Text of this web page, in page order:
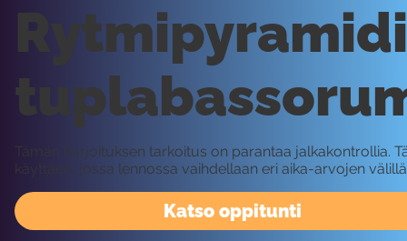
Katso oppitunti
Rytmipyramidi
Tämän harjoituksen tarkoitus on parantaa jalkakontrollia.
käyttäen, jossa lennossa vaihdellaan eri aika-arvojen